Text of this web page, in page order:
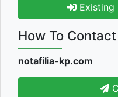
Existing
How To
notafilia-kp.com